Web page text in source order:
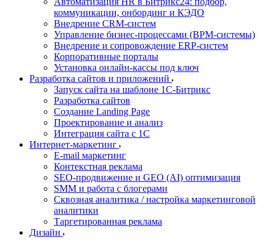
коммуникации, онбординг и КЭДО
Внедрение CRM-систем
Управление бизнес-процессами (BPM-системы)
Внедрение и сопровождение ERP-систем
Корпоративные порталы
Установка онлайн-кассы под ключ
Разработка сайтов и приложений
Запуск сайта на шаблоне 1С-Битрикс
Разработка сайтов
Создание Landing Page
Проектирование и анализ
Интеграция сайта с 1С
Интернет-маркетинг
E-mail маркетинг
Контекстная реклама
SEO-продвижение и GEO (AI) оптимизация
SMM и работа с блогерами
Сквозная аналитика / настройка маркетинговой
аналитики
Таргетированная реклама
Дизайн